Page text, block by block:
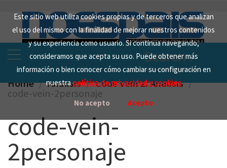
Este sitio web utiliza cookies propias y de terceros que analizan
el uso del mismo con la finalidad de mejorar nuestros contenidos
y su experiencia como usuario. Si continua navegando,
consideramos que acepta su uso. Puede obtener más
información o bien conocer cómo cambiar su configuración en
nuestrapolítica de privacidad y cookies
No acepto Acepto
content
Search
for:
Home Analisis Code Vein 2. Análisis
code-vein-2personaje
code-vein-
2personaje